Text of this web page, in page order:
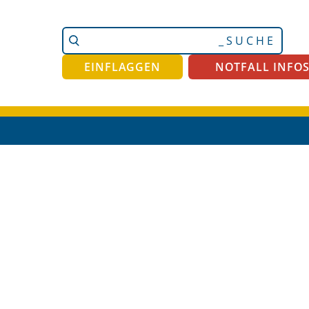
Website
durchsuchen
Erweiterte
Suche…
EINFLAGGEN
NOTFALL